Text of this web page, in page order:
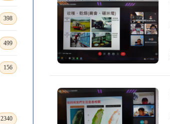
398
499
156
2340